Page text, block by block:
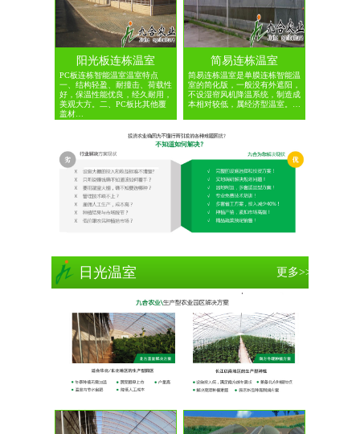
阳光板连栋温室
PC板连栋智能温室温室特点
一、结构轻盈、耐撞击、荷载性
好，保温性能优良，经久耐用，
美观大方。二、PC板比其他覆
盖材…
简易连栋温室
简易连栋温室是单膜连栋智能温
室的简化版，一般没有外遮阳，
不设湿帘风机降温系统，制造成
本相对较低，属经济型温室。…
日光温室 更多>>